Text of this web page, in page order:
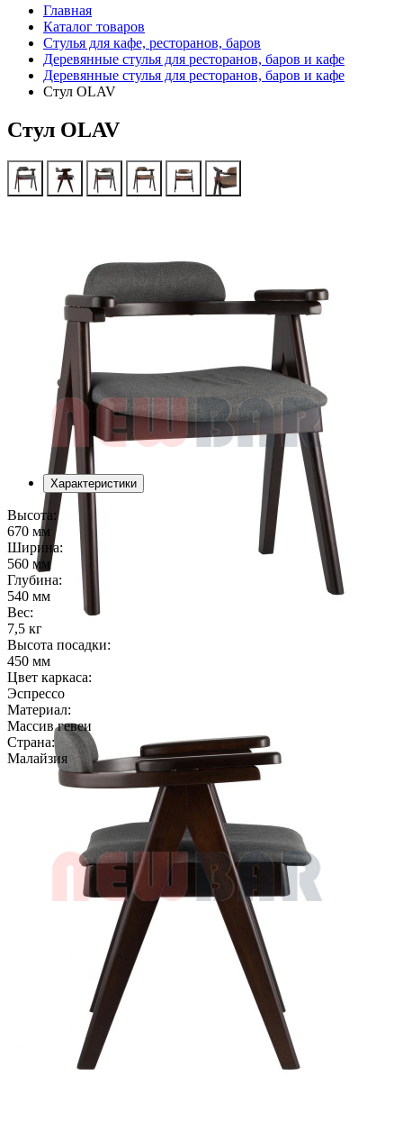
Главная
Каталог товаров
Стулья для кафе, ресторанов, баров
Деревянные стулья для ресторанов, баров и кафе
Деревянные стулья для ресторанов, баров и кафе
Стул OLAV
Стул OLAV
Характеристики
Высота:
670 мм
Ширина:
560 мм
Глубина:
540 мм
Вес:
7,5 кг
Высота посадки:
450 мм
Цвет каркаса:
Эспрессо
Материал:
Массив гевеи
Страна:
Малайзия